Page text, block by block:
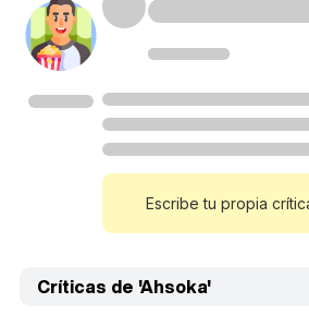
Escribe tu propia
Críticas de 'Ahsoka'